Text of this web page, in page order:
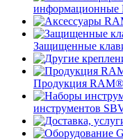
информационные
Защищенные
Продукция
инструментов